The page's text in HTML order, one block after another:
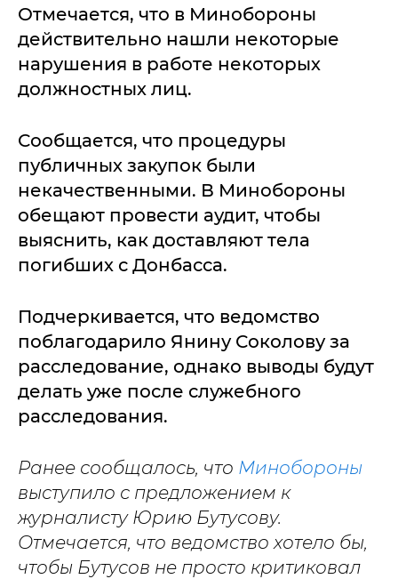
Отмечается, что в Минобороны
действительно нашли некоторые
нарушения в работе некоторых
должностных лиц.
Сообщается, что процедуры
публичных закупок были
некачественными. В Минобороны
обещают провести аудит, чтобы
выяснить, как доставляют тела
погибших с Донбасса.
Подчеркивается, что ведомство
поблагодарило Янину Соколову за
расследование, однако выводы будут
делать уже после служебного
расследования.
Ранее сообщалось, что Минобороны
выступило с предложением к
журналисту Юрию Бутусову.
Отмечается, что ведомство хотело бы,
чтобы Бутусов не просто критиковал